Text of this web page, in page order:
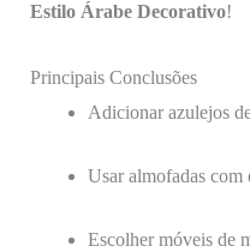
Estilo Árabe Decorativo!
Principais Conclusões
Adicionar azulejos
Usar almofadas com
Escolher móveis de